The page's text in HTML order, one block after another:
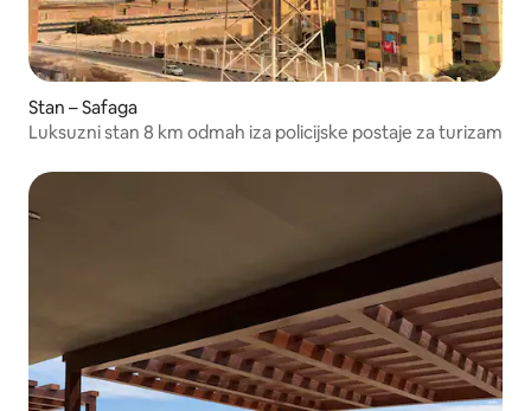
Stan – Safaga
Luksuzni stan 8 km odmah iza policijske postaje za turizam